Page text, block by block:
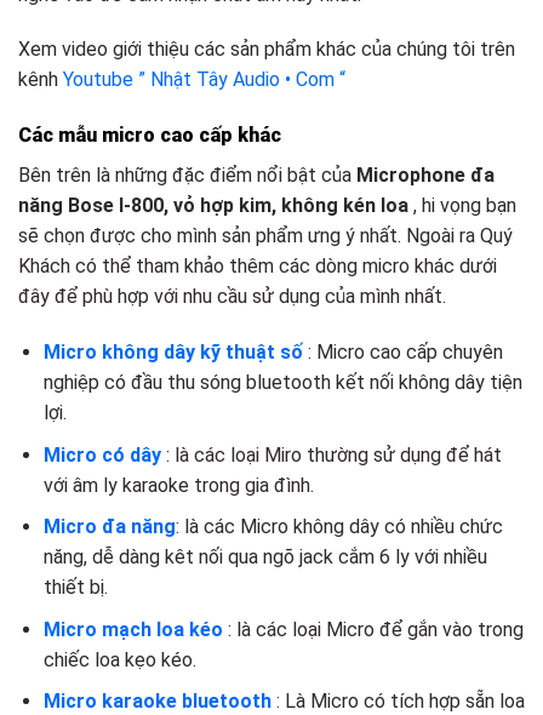
Xem video giới thiệu các sản phẩm khác của chúng tôi trên
kênh Youtube ” Nhật Tây Audio • Com “
Các mẫu micro cao cấp khác
Bên trên là những đặc điểm nổi bật của Microphone đa
năng Bose I-800, vỏ hợp kim, không kén loa , hi vọng bạn
sẽ chọn được cho mình sản phẩm ưng ý nhất. Ngoài ra Quý
Khách có thể tham khảo thêm các dòng micro khác dưới
đây để phù hợp với nhu cầu sử dụng của mình nhất.
Micro không dây kỹ thuật số : Micro cao cấp chuyên
nghiệp có đầu thu sóng bluetooth kết nối không dây tiện
lợi.
Micro có dây : là các loại Miro thường sử dụng để hát
với âm ly karaoke trong gia đình.
Micro đa năng: là các Micro không dây có nhiều chức
năng, dễ dàng kêt nối qua ngõ jack cắm 6 ly với nhiều
thiết bị.
Micro mạch loa kéo : là các loại Micro để gắn vào trong
chiếc loa kẹo kéo.
Micro karaoke bluetooth: Là Micro có tích hợp sẵn loa